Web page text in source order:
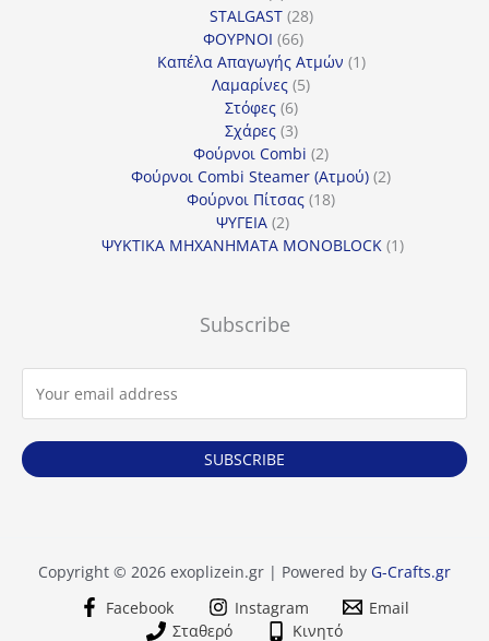
προϊόντα
STALGAST 2828
ΦΟΥΡΝΟΙ 6666
προϊόντα
Καπέλα Απαγωγής Ατμών 11
Λαμαρίνες 55
Στόφες 66
προϊόντα
Σχάρες 33
προϊόντα
Φούρνοι Combi 22
προϊόντα
Φούρνοι Combi Steamer (Ατμού) 22
Φούρνοι Πίτσας 1818
ΨΥΓΕΙΑ 22
προϊόντα
ΨΥΚΤΙΚΑ ΜΗΧΑΝΗΜΑΤΑ MONOBLOCK 11
Subscribe
SUBSCRIBE
Copyright © 2026 exoplizein.gr | Powered by G-Crafts.gr
Facebook
Instagram
Email
Σταθερό
Κινητό